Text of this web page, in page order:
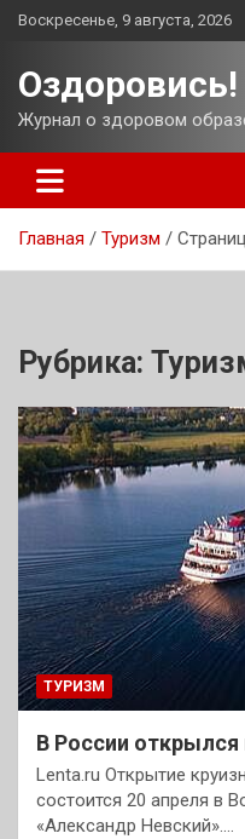
Перейти
Воскресенье, 9 августа, 2026
Оздоровись!
Журнал о здоровом
Главная Туризм
Рубрика:
ТУРИЗМ
В России открылся
Lenta.ru Открытие
состоится 20 апреля в
«Александр Невский».…